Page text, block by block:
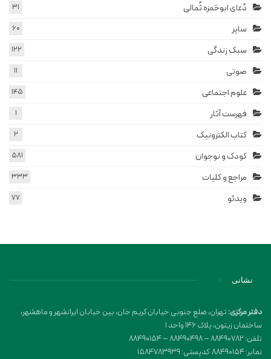
دُعای ابوحَمزه ثُمالی 31
سایر 60
سبک زندگی 122
صوتی 11
علوم اجتماعی 145
فهرست آثار 1
کتاب الکترونیک 2
کودک و نوجوان 581
مراجع و کلیات 333
ویدئو 77
نشانی
دفتر مرکزی:تهران، ضلع جنوبی خیابان کریم خان، بین خیابان ایرانشهر و ماهشهر،
ساختمان زیتون، پلاک 146 واحد 1
تلفن: 88490782 – 88490498 – 88490154
نمابر: 88490154 کدپستی: 1584783939